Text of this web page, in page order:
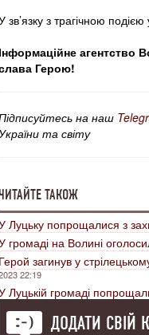
зв’язку з трагічною
Інформаційне агентство
Герою!
на наш
та світу
ТАКОЖ
Луцьку попрощалися з
громаді на Волині
Герой загинув у
22:19
Луцькій громаді
ДОДАТИ СВІЙ